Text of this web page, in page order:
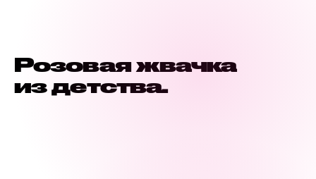
Розовая жвачка
из детства.